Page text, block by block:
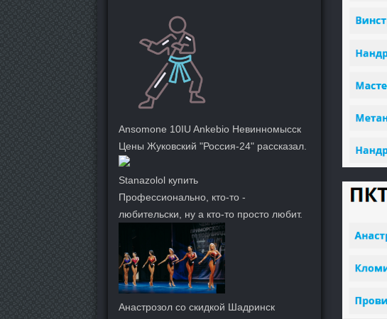
Ansomone 10IU Ankebio Невинномысск
Цены Жуковский "Россия-24" рассказал.
Stanazolol купить
Профессионально, кто-то -
любительски, ну а кто-то просто любит.
Анастрозол со скидкой Шадринск